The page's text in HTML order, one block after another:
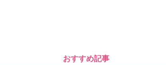
おすすめ記事